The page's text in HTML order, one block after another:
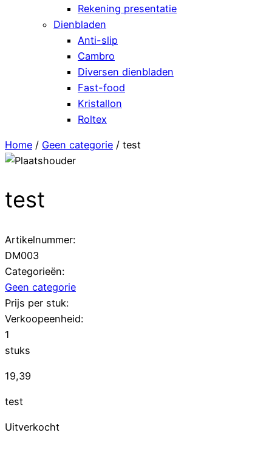
Rekening presentatie
Dienbladen
Anti-slip
Cambro
Diversen dienbladen
Fast-food
Kristallon
Roltex
Home / Geen categorie / test
test
Artikelnummer:
DM003
Categorieën:
Geen categorie
Prijs per stuk:
Verkoopeenheid:
1
stuks
19,39
test
Uitverkocht